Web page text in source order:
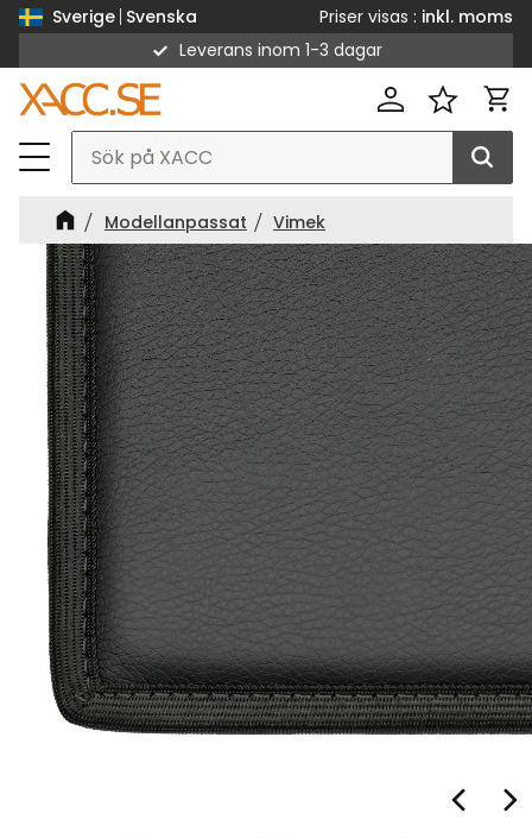
Sverige Svenska Priser visas
inkl. moms
Leverans inom 1-3 dagar
Modellanpassat Vimek